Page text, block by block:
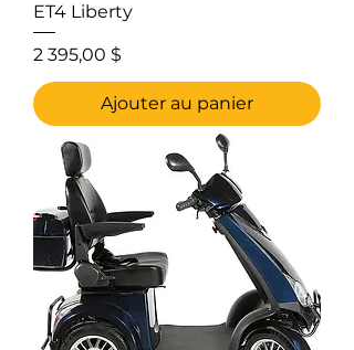
ET4 Liberty
Prix
2 395,00 $
Ajouter au panier